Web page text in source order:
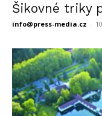
Šikovné triky
info@press-media.cz -